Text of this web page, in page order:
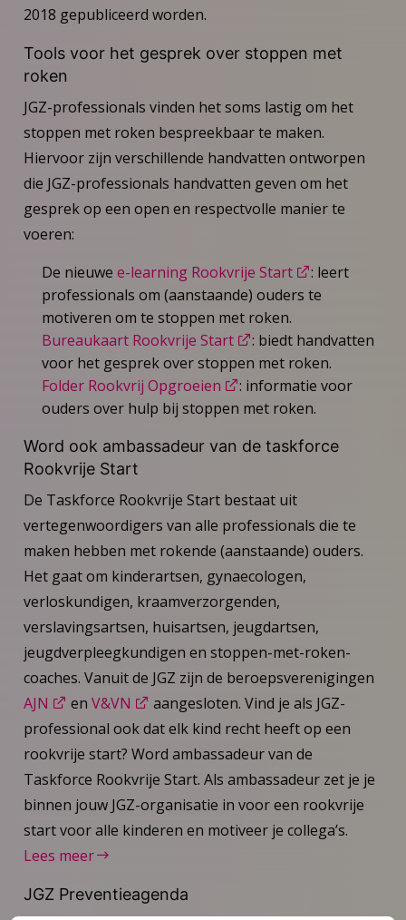
2018 gepubliceerd worden.
Tools voor het gesprek over stoppen met
roken
JGZ-professionals vinden het soms lastig om het
stoppen met roken bespreekbaar te maken.
Hiervoor zijn verschillende handvatten ontworpen
die JGZ-professionals handvatten geven om het
gesprek op een open en respectvolle manier te
voeren:
De nieuwe e-learning Rookvrije Start
: leert
professionals om (aanstaande) ouders te
motiveren om te stoppen met roken.
Bureaukaart Rookvrije Start
: biedt handvatten
voor het gesprek over stoppen met roken.
Folder Rookvrij Opgroeien
: informatie voor
ouders over hulp bij stoppen met roken.
Word ook ambassadeur van de taskforce
Rookvrije Start
De Taskforce Rookvrije Start bestaat uit
vertegenwoordigers van alle professionals die te
maken hebben met rokende (aanstaande) ouders.
Het gaat om kinderartsen, gynaecologen,
verloskundigen, kraamverzorgenden,
verslavingsartsen, huisartsen, jeugdartsen,
jeugdverpleegkundigen en stoppen-met-roken-
coaches. Vanuit de JGZ zijn de beroepsverenigingen
AJN
en V&VN
aangesloten. Vind je als JGZ-
professional ook dat elk kind recht heeft op een
rookvrije start? Word ambassadeur van de
Taskforce Rookvrije Start. Als ambassadeur zet je je
binnen jouw JGZ-organisatie in voor een rookvrije
start voor alle kinderen en motiveer je collega’s.
Lees meer
JGZ Preventieagenda